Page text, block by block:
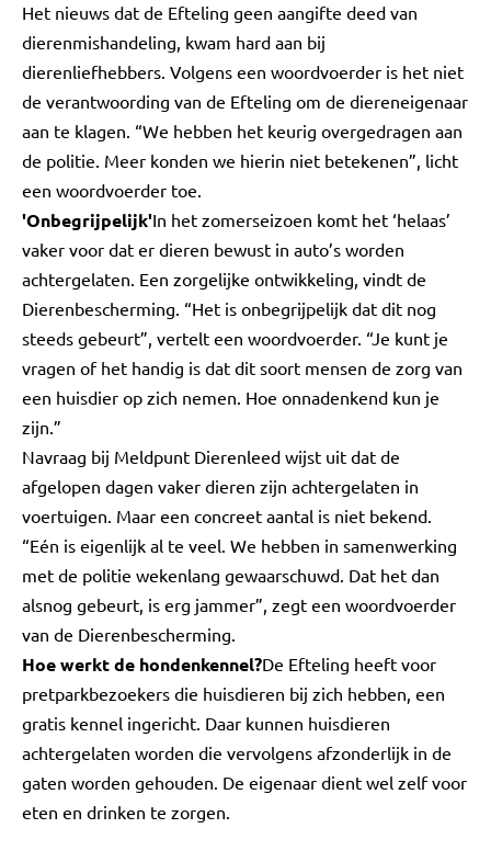
Het nieuws dat de Efteling geen aangifte deed van
dierenmishandeling, kwam hard aan bij
dierenliefhebbers. Volgens een woordvoerder is het niet
de verantwoording van de Efteling om de diereneigenaar
aan te klagen. “We hebben het keurig overgedragen aan
de politie. Meer konden we hierin niet betekenen”, licht
een woordvoerder toe.
'Onbegrijpelijk'In het zomerseizoen komt het ‘helaas’
vaker voor dat er dieren bewust in auto’s worden
achtergelaten. Een zorgelijke ontwikkeling, vindt de
Dierenbescherming. “Het is onbegrijpelijk dat dit nog
steeds gebeurt”, vertelt een woordvoerder. “Je kunt je
vragen of het handig is dat dit soort mensen de zorg van
een huisdier op zich nemen. Hoe onnadenkend kun je
zijn.”
Navraag bij Meldpunt Dierenleed wijst uit dat de
afgelopen dagen vaker dieren zijn achtergelaten in
voertuigen. Maar een concreet aantal is niet bekend.
“Eén is eigenlijk al te veel. We hebben in samenwerking
met de politie wekenlang gewaarschuwd. Dat het dan
alsnog gebeurt, is erg jammer”, zegt een woordvoerder
van de Dierenbescherming.
Hoe werkt de hondenkennel?De Efteling heeft voor
pretparkbezoekers die huisdieren bij zich hebben, een
gratis kennel ingericht. Daar kunnen huisdieren
achtergelaten worden die vervolgens afzonderlijk in de
gaten worden gehouden. De eigenaar dient wel zelf voor
eten en drinken te zorgen.